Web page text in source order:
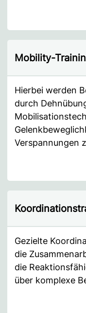
Mobility-
Hierbei werden
durch
Verspannungen
Gezielte
die
die
über komplexe